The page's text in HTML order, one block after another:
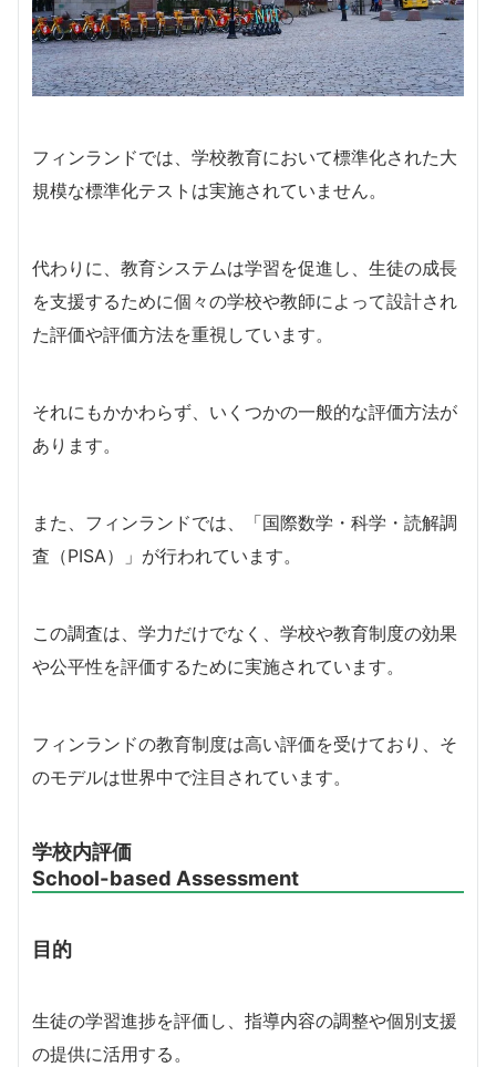
フィンランドでは、学校教育において標準化された大
規模な標準化テストは実施されていません。
代わりに、教育システムは学習を促進し、生徒の成長
を支援するために個々の学校や教師によって設計され
た評価や評価方法を重視しています。
それにもかかわらず、いくつかの一般的な評価方法が
あります。
また、フィンランドでは、「国際数学・科学・読解調
査（PISA）」が行われています。
この調査は、学力だけでなく、学校や教育制度の効果
や公平性を評価するために実施されています。
フィンランドの教育制度は高い評価を受けており、そ
のモデルは世界中で注目されています。
学校内評価
School-based Assessment
目的
生徒の学習進捗を評価し、指導内容の調整や個別支援
の提供に活用する。